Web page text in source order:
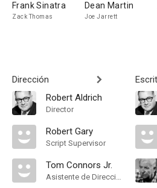
Frank Sinatra
Zack Thomas
Dean Martin
Joe Jarrett
Dirección
Robert Aldrich
Director
Robert Gary
Script Supervisor
Tom Connors Jr.
Asistente de Dirección